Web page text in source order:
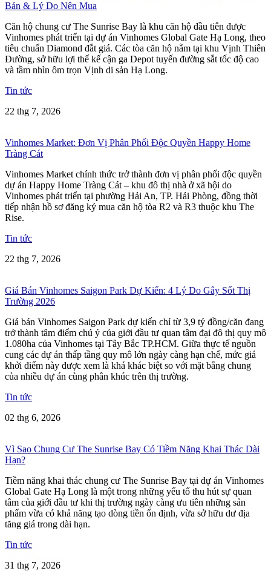
Bán & Lý Do Nên Mua
Căn hộ chung cư The Sunrise Bay là khu căn hộ đầu tiên được
Vinhomes phát triển tại dự án Vinhomes Global Gate Hạ Long, theo
tiêu chuẩn Diamond đắt giá. Các tòa căn hộ nằm tại khu Vịnh Thiên
Đường, sở hữu lợi thế kế cận ga Depot tuyến đường sắt tốc độ cao
và tầm nhìn ôm trọn Vịnh di sản Hạ Long.
Tin tức
22 thg 7, 2026
Vinhomes Market: Đơn Vị Phân Phối Độc Quyền Happy Home
Tràng Cát
Vinhomes Market chính thức trở thành đơn vị phân phối độc quyền
dự án Happy Home Tràng Cát – khu đô thị nhà ở xã hội do
Vinhomes phát triển tại phường Hải An, TP. Hải Phòng, đồng thời
tiếp nhận hồ sơ đăng ký mua căn hộ tòa R2 và R3 thuộc khu The
Rise.
Tin tức
22 thg 7, 2026
Giá Bán Vinhomes Saigon Park Dự Kiến: 4 Lý Do Gây Sốt Thị
Trường 2026
Giá bán Vinhomes Saigon Park dự kiến chỉ từ 3,9 tỷ đồng/căn đang
trở thành tâm điểm chú ý của giới đầu tư quan tâm đại đô thị quy mô
1.080ha của Vinhomes tại Tây Bắc TP.HCM. Giữa thực tế nguồn
cung các dự án thấp tầng quy mô lớn ngày càng hạn chế, mức giá
khởi điểm này được xem là khá khác biệt so với mặt bằng chung
của nhiều dự án cùng phân khúc trên thị trường.
Tin tức
02 thg 6, 2026
Vì Sao Chung Cư The Sunrise Bay Có Tiềm Năng Khai Thác Dài
Hạn?
Tiềm năng khai thác chung cư The Sunrise Bay tại dự án Vinhomes
Global Gate Hạ Long là một trong những yếu tố thu hút sự quan
tâm của giới đầu tư khi thị trường ngày càng ưu tiên những sản
phẩm vừa có khả năng tạo dòng tiền ổn định, vừa sở hữu dư địa
tăng giá trong dài hạn.
Tin tức
31 thg 7, 2026